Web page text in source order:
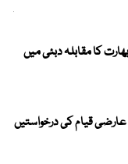
اور بھارت کا مقابلہ دبئی میں
عارضی قیام کی درخواستیں